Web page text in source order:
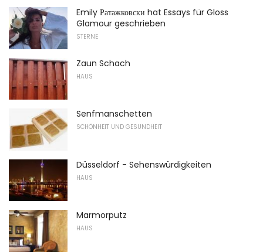
Emily Ратажковски hat Essays für Gloss
Glamour geschrieben
STERNE
Zaun Schach
HAUS
Senfmanschetten
SCHÖNHEIT UND GESUNDHEIT
Düsseldorf - Sehenswürdigkeiten
HAUS
Marmorputz
HAUS